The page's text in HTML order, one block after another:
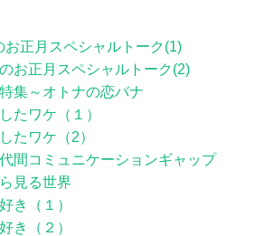
正月スペシャルトーク(1)
お正月スペシャルトーク(2)
集～オトナの恋バナ
たワケ（１）
たワケ（2）
間コミュニケーションギャップ
見る世界
き（１）
き（２）